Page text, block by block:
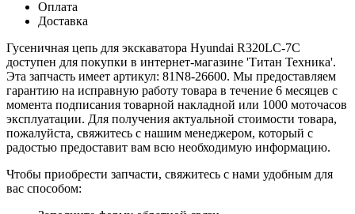
Оплата
Доставка
Гусеничная цепь для экскаватора Hyundai R320LC-7C
доступен для покупки в интернет-магазине 'Титан Техника'.
Эта запчасть имеет артикул: 81N8-26600. Мы предоставляем
гарантию на исправную работу товара в течение 6 месяцев с
момента подписания товарной накладной или 1000 моточасов
эксплуатации. Для получения актуальной стоимости товара,
пожалуйста, свяжитесь с нашим менеджером, который с
радостью предоставит вам всю необходимую информацию.
Чтобы приобрести запчасти, свяжитесь с нами удобным для
вас способом: